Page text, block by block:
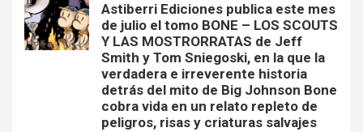
Astiberri Ediciones publica este mes
de julio el tomo BONE – LOS SCOUTS
Y LAS MOSTRORRATAS de Jeff
Smith y Tom Sniegoski, en la que la
verdadera e irreverente historia
detrás del mito de Big Johnson Bone
cobra vida en un relato repleto de
peligros, risas y criaturas salvajes